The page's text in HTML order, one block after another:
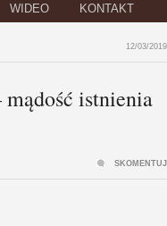
WIDEO KONTAKT
12/03/2019
mądość istnienia
SKOMENTUJ